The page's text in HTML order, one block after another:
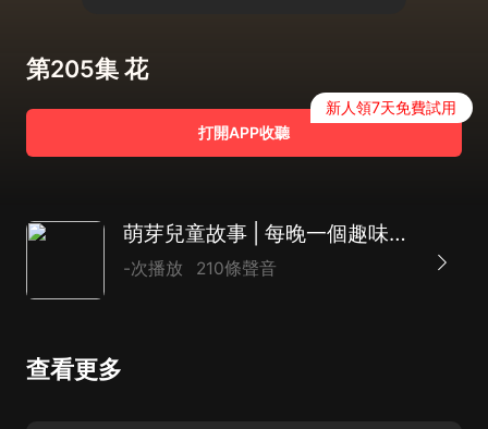
第205集 花
打開APP收聽
新人領7天免費試用
萌芽兒童故事 | 每晚一個趣味故事
-次播放 210條聲音
查看更多